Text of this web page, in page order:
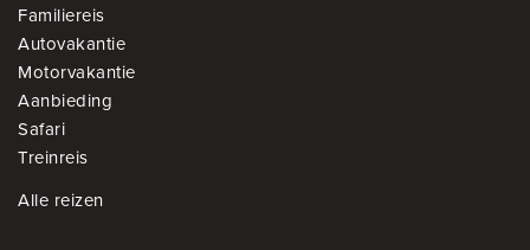
Familiereis
Autovakantie
Motorvakantie
Aanbieding
Safari
Treinreis
Alle reizen